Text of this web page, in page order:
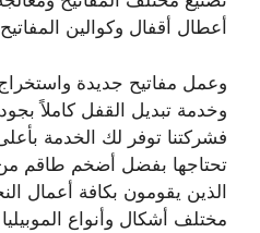
أعطال أقفال وكوالين
وعمل مفاتيح جديدة
وخدمة تبديل القفل كاملاً
فشركتنا توفر لك الخدمة
تحتاجها بفضل أضخم طاقم من
الذين يقومون بكافة أعمال
مختلف أشكال وأنواع